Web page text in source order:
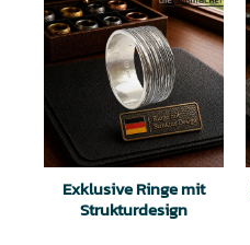
Exklusive Ringe mit
Strukturdesign